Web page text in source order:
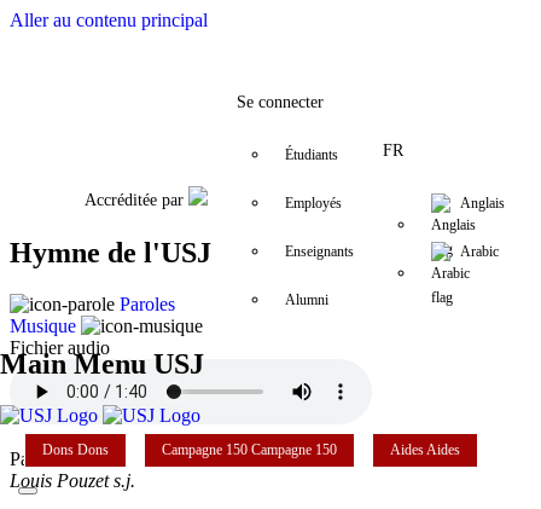
Aller au contenu principal
FacebookTwitter
Accréditée par
Se connecter
Étudiants
Employés
Enseignants
Alumni
FR
Anglais
Arabic
Main Menu USJ
Dons Dons Campagne 150 Campagne 150 AidesAides
Hymne de l'USJ
Paroles
Musique
Fichier audio
Paroles :
Louis Pouzet s.j.